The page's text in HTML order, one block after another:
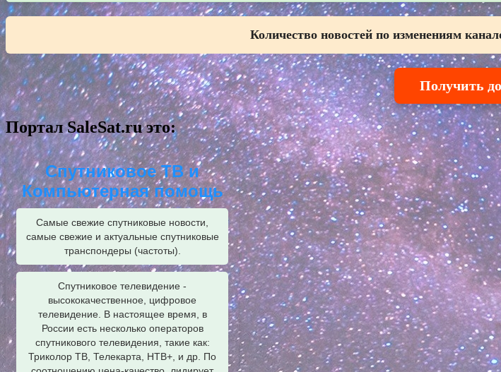
Количество новостей по изменениям
Получить
Портал SaleSat.ru это:
Спутниковое ТВ и
Компьютерная помощь
Самые свежие спутниковые новости,
самые свежие и актуальные спутниковые
транспондеры (частоты).
Спутниковое телевидение -
высококачественное, цифровое
телевидение. В настоящее время, в
России есть несколько операторов
спутникового телевидения, такие как:
Триколор ТВ, Телекарта, НТВ+, и др. По